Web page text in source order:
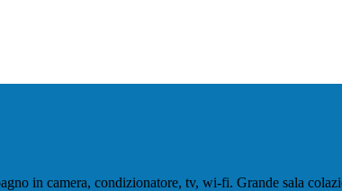
in camera, condizionatore, tv, wi-fi. Grande sala